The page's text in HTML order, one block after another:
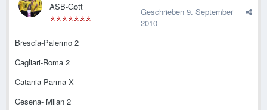
ASB-Gott Geschrieben 9. September
2010
Brescia-Palermo 2
Cagliari-Roma 2
Catania-Parma X
Cesena- Milan 2